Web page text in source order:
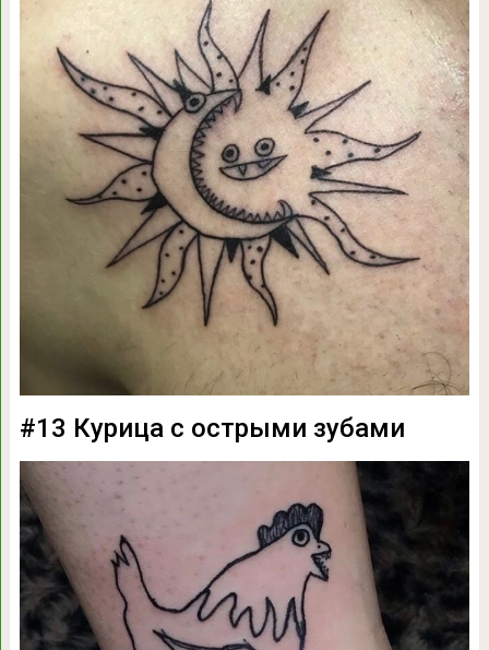
#13 Курица с острыми зубами